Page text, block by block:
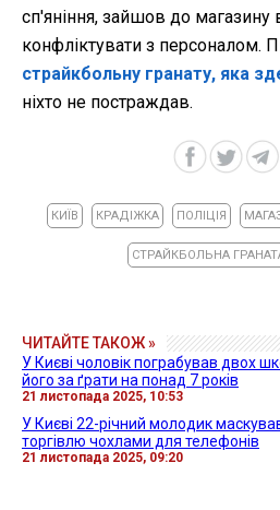
сп'яніння, зайшов до магазину
конфліктувати з персоналом.
страйкбольну гранату, яка
ніхто не постраждав.
КИЇВ КРАДІЖКА ПОЛІЦІЯ
СТРАЙКБОЛЬНА
ЧИТАЙТЕ ТАКОЖ »
У Києві чоловік пограбував двох
його за ґрати на понад 7 років
21 листопада 2025, 10:53
У Києві 22-річний молодик
торгівлю чохлами для телефонів
21 листопада 2025, 09:20